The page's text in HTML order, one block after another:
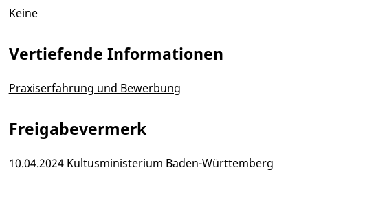
Keine
Vertiefende Informationen
Praxiserfahrung und Bewerbung
Freigabevermerk
10.04.2024 Kultusministerium Baden-Württemberg